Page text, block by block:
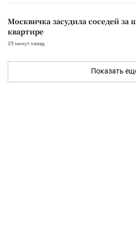
Москвичка засудила соседей
квартире
35 минут назад
Показать